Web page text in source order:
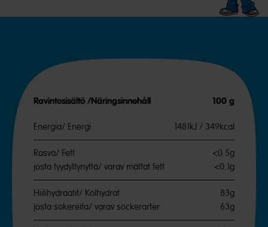
Ravintosisältö /Näringsinnehåll 100 g
Energia/ Energi 1481kJ / 349kcal
Rasva/ Fett
<0.5g
josta tyydyttynyttä/ varav mättat fett
<0.1g
Hiilihydraatit/ Kolhydrat
83g
josta sokereita/ varav sockerarter
63g